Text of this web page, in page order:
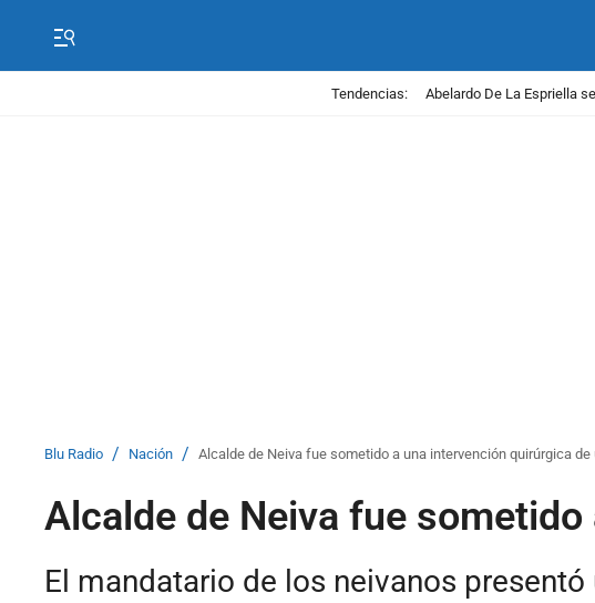
Tendencias: Abelardo De La Espriella
Blu Radio / Nación / Alcalde de Neiva fue sometido a una intervención quirúrgica de
Alcalde de Neiva fue
El mandatario de los neivanos